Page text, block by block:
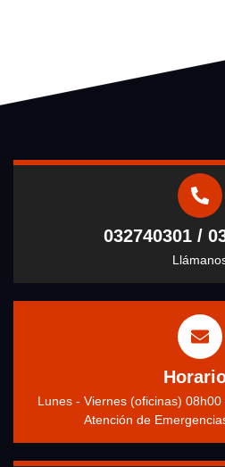
032740301 /
Lunes - Viernes (oficinas)
Atención de